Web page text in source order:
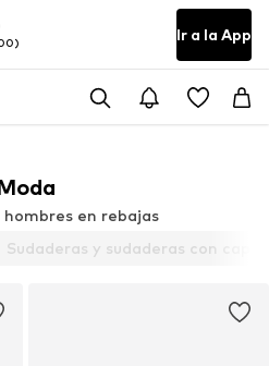
Ir a la App
en rebajas
Sudaderas y sudaderas con